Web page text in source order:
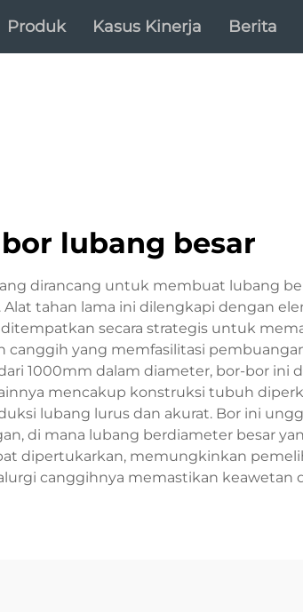
Produk Kasus Kinerja Berita
lubang besar
dirancang untuk membuat lubang
tahan lama ini dilengkapi dengan
secara strategis untuk
yang memfasilitasi
1000mm dalam diameter, bor-bor ini
mencakup konstruksi tubuh
lubang lurus dan akurat. Bor ini
di mana lubang berdiameter besar
dipertukarkan, memungkinkan
canggihnya memastikan